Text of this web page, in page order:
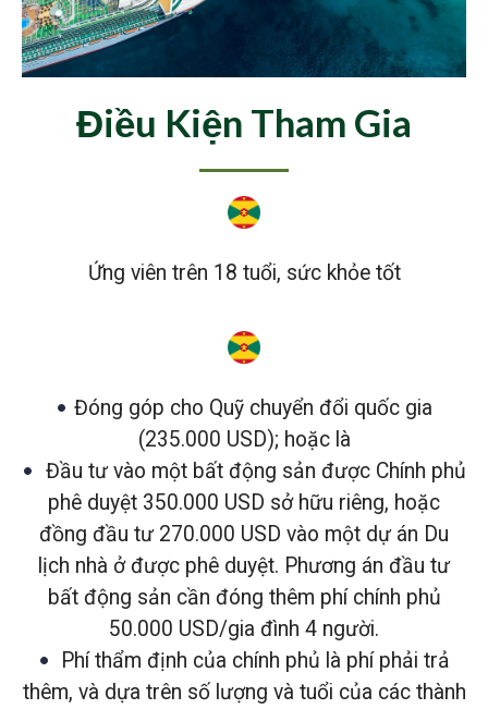
Điều Kiện Tham Gia
Ứng viên trên 18 tuổi, sức khỏe tốt
• Đóng góp cho Quỹ chuyển đổi quốc gia
(235.000 USD); hoặc là
• Đầu tư vào một bất động sản được Chính phủ
phê duyệt 350.000 USD sở hữu riêng, hoặc
đồng đầu tư 270.000 USD vào một dự án Du
lịch nhà ở được phê duyệt. Phương án đầu tư
bất động sản cần đóng thêm phí chính phủ
50.000 USD/gia đình 4 người.
•
Phí thẩm định của chính phủ là phí phải trả
thêm, và dựa trên số lượng và tuổi của các thành